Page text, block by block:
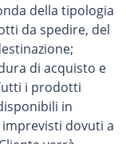
della tipologia
da spedire, del
di acquisto e
i prodotti
in
imprevisti dovuti a